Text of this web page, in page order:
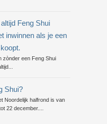
Feng Shui
inwinnen als je een
zònder een Feng Shui
Shui?
Noordelijk halfrond is van
22 december....